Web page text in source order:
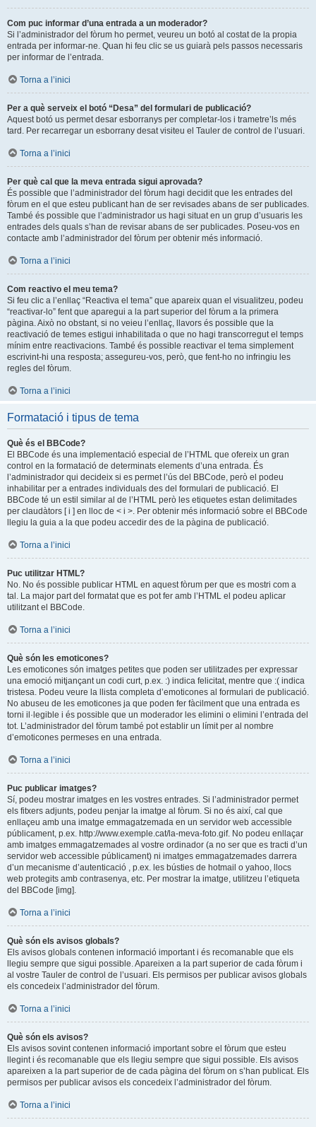
Com puc informar d’una entrada a un moderador?
Si l’administrador del fòrum ho permet, veureu un botó al costat de la propia
entrada per informar-ne. Quan hi feu clic se us guiarà pels passos necessaris
per informar de l’entrada.
Torna a l’inici
Per a què serveix el botó “Desa” del formulari de publicació?
Aquest botó us permet desar esborranys per completar-los i trametre’ls més
tard. Per recarregar un esborrany desat visiteu el Tauler de control de l’usuari.
Torna a l’inici
Per què cal que la meva entrada sigui aprovada?
És possible que l’administrador del fòrum hagi decidit que les entrades del
fòrum en el que esteu publicant han de ser revisades abans de ser publicades.
També és possible que l’administrador us hagi situat en un grup d’usuaris les
entrades dels quals s’han de revisar abans de ser publicades. Poseu-vos en
contacte amb l’administrador del fòrum per obtenir més informació.
Torna a l’inici
Com reactivo el meu tema?
Si feu clic a l’enllaç “Reactiva el tema” que apareix quan el visualitzeu, podeu
“reactivar-lo” fent que aparegui a la part superior del fòrum a la primera
pàgina. Això no obstant, si no veieu l’enllaç, llavors és possible que la
reactivació de temes estigui inhabilitada o que no hagi transcorregut el temps
mínim entre reactivacions. També és possible reactivar el tema simplement
escrivint-hi una resposta; assegureu-vos, però, que fent-ho no infringiu les
regles del fòrum.
Torna a l’inici
Formatació i tipus de tema
Què és el BBCode?
El BBCode és una implementació especial de l’HTML que ofereix un gran
control en la formatació de determinats elements d’una entrada. És
l’administrador qui decideix si es permet l’ús del BBCode, però el podeu
inhabilitar per a entrades individuals des del formulari de publicació. El
BBCode té un estil similar al de l’HTML però les etiquetes estan delimitades
per claudàtors [ i ] en lloc de < i >. Per obtenir més informació sobre el BBCode
llegiu la guia a la que podeu accedir des de la pàgina de publicació.
Torna a l’inici
Puc utilitzar HTML?
No. No és possible publicar HTML en aquest fòrum per que es mostri com a
tal. La major part del formatat que es pot fer amb l’HTML el podeu aplicar
utilitzant el BBCode.
Torna a l’inici
Què són les emoticones?
Les emoticones són imatges petites que poden ser utilitzades per expressar
una emoció mitjançant un codi curt, p.ex. :) indica felicitat, mentre que :( indica
tristesa. Podeu veure la llista completa d’emoticones al formulari de publicació.
No abuseu de les emoticones ja que poden fer fàcilment que una entrada es
torni il·legible i és possible que un moderador les elimini o elimini l’entrada del
tot. L’administrador del fòrum també pot establir un límit per al nombre
d’emoticones permeses en una entrada.
Torna a l’inici
Puc publicar imatges?
Sí, podeu mostrar imatges en les vostres entrades. Si l’administrador permet
els fitxers adjunts, podeu penjar la imatge al fòrum. Si no és així, cal que
enllaçeu amb una imatge emmagatzemada en un servidor web accessible
públicament, p.ex. http://www.exemple.cat/la-meva-foto.gif. No podeu enllaçar
amb imatges emmagatzemades al vostre ordinador (a no ser que es tracti d’un
servidor web accessible públicament) ni imatges emmagatzemades darrera
d’un mecanisme d’autenticació , p.ex. les bústies de hotmail o yahoo, llocs
web protegits amb contrasenya, etc. Per mostrar la imatge, utilitzeu l’etiqueta
del BBCode [img].
Torna a l’inici
Què són els avisos globals?
Els avisos globals contenen informació important i és recomanable que els
llegiu sempre que sigui possible. Apareixen a la part superior de cada fòrum i
al vostre Tauler de control de l’usuari. Els permisos per publicar avisos globals
els concedeix l’administrador del fòrum.
Torna a l’inici
Què són els avisos?
Els avisos sovint contenen informació important sobre el fòrum que esteu
llegint i és recomanable que els llegiu sempre que sigui possible. Els avisos
apareixen a la part superior de de cada pàgina del fòrum on s’han publicat. Els
permisos per publicar avisos els concedeix l’administrador del fòrum.
Torna a l’inici